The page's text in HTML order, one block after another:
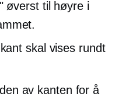
øverst til høyre i
skal vises rundt
av kanten for å